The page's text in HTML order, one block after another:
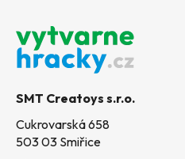
SMT Creatoys s.r.o.
Cukrovarská 658
503 03 Smiřice